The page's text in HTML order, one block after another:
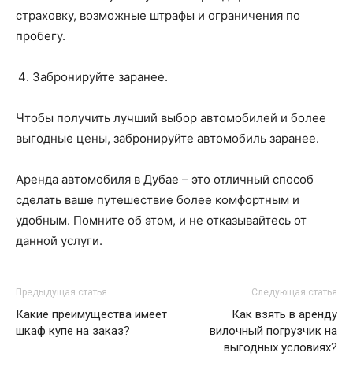
страховку, возможные штрафы и ограничения по
пробегу.
Забронируйте заранее.
Чтобы получить лучший выбор автомобилей и более
выгодные цены, забронируйте автомобиль заранее.
Аренда автомобиля в Дубае – это отличный способ
сделать ваше путешествие более комфортным и
удобным. Помните об этом, и не отказывайтесь от
данной услуги.
Предыдущая статья
Какие преимущества имеет
шкаф купе на заказ?
Следующая статья
Как взять в аренду
вилочный погрузчик на
выгодных условиях?